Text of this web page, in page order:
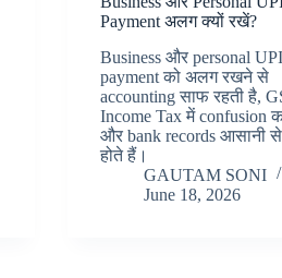
Payment अलग क्यों रखें?
Business और personal UPI
payment को अलग रखने से
accounting साफ रहती है,
Income Tax में confusion
और bank records आसानी
होते हैं।
GAUTAM SONI
June 18, 2026